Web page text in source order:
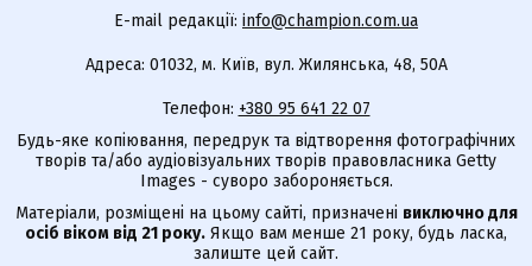
E-mail редакції: info@champion.com.ua
Адреса: 01032, м. Київ, вул. Жилянська, 48, 50А
Телефон: +380 95 641 22 07
Будь-яке копіювання, передрук та відтворення фотографічних
творів та/або аудіовізуальних творів правовласника Getty
Images - суворо забороняється.
Матеріали, розміщені на цьому сайті, призначені виключно для
осіб віком від 21 року. Якщо вам менше 21 року, будь ласка,
залиште цей сайт.